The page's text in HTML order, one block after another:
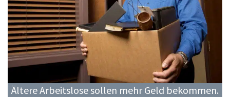
Ältere Arbeitslose sollen mehr Geld bekommen.